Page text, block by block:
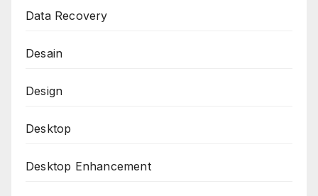
Data Recovery
Desain
Design
Desktop
Desktop Enhancement